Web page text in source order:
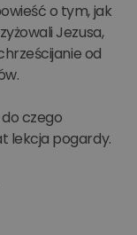
o tym, jak
Jezusa,
od
czego
lekcja pogardy.